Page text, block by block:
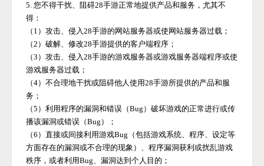
5. 您不得干扰、阻碍28手游正常地提供产品和服务，尤其不
得：
（ 1）攻击、侵入28手游的网站服务器或使网站服务器过载；
（2）破解、修改28手游提供的客户端程序；
（3）攻击、侵入28手游的游戏服务器或游戏服务器端程序或使
游戏服务器过载；
（4）不合理地干扰或阻碍他人使用28手游所提供的产品和服
务；
（5）利用程序的漏洞和错误（Bug）破坏游戏的正常进行或传
播该漏洞或错误（Bug）；
（6）直接或间接利用游戏Bug（包括游戏系统、程序、设定等
方面存在的漏洞或不合理的现象）、程序漏洞获利或扰乱游戏
秩序，或者利用Bug、漏洞达到个人目的；